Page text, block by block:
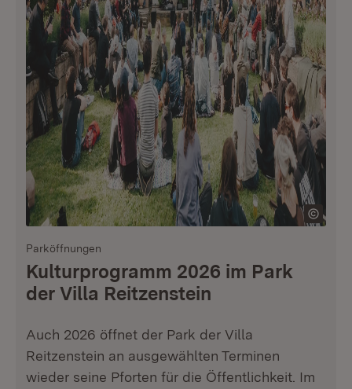
Parköffnungen
Kulturprogramm 2026 im Park
der Villa Reitzenstein
Auch 2026 öffnet der Park der Villa
Reitzenstein an ausgewählten Terminen
wieder seine Pforten für die Öffentlichkeit. Im